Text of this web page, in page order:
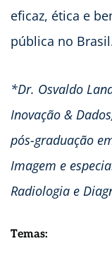
eficaz, ética e
pública no
*Dr. Osvaldo
Inovação &
pós-graduação
Imagem e
Radiologia e
Temas: